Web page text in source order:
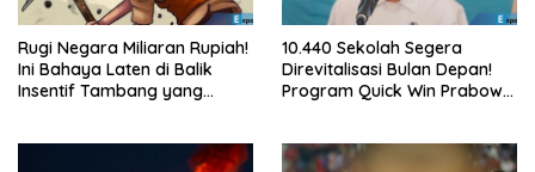
Rugi Negara Miliaran Rupiah!
Ini Bahaya Laten di Balik
Insentif Tambang yang
10.440 Sekolah Segera
Direvitalisasi Bulan Depan!
Program Quick Win Prabowo